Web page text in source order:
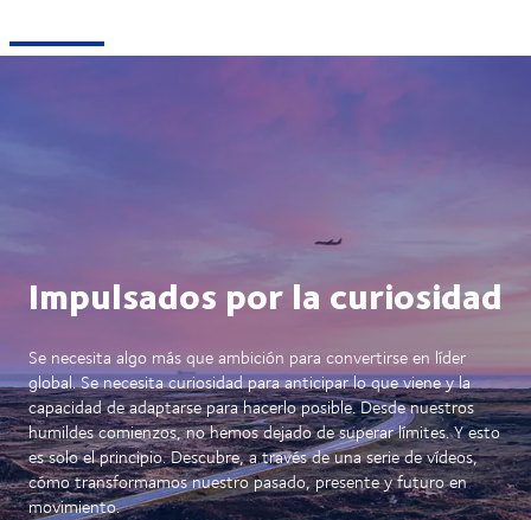
Impulsados por la curiosidad
Se necesita algo más que ambición para convertirse en líder
global. Se necesita curiosidad para anticipar lo que viene y la
capacidad de adaptarse para hacerlo posible. Desde nuestros
humildes comienzos, no hemos dejado de superar límites. Y esto
es solo el principio. Descubre, a través de una serie de vídeos,
cómo transformamos nuestro pasado, presente y futuro en
movimiento.